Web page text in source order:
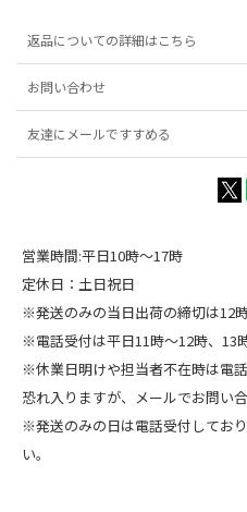
返品についての詳細はこちら
お問い合わせ
友達にメールですすめる
営業時間:平日10時～17時
定休日：土日祝日
※発送のみの当日出荷の締切は12
※電話受付は平日11時～12時、13
※休業日明けや担当者不在時は電
恐れ入りますが、メールでお問い合
※発送のみの日は電話受付してお
い。